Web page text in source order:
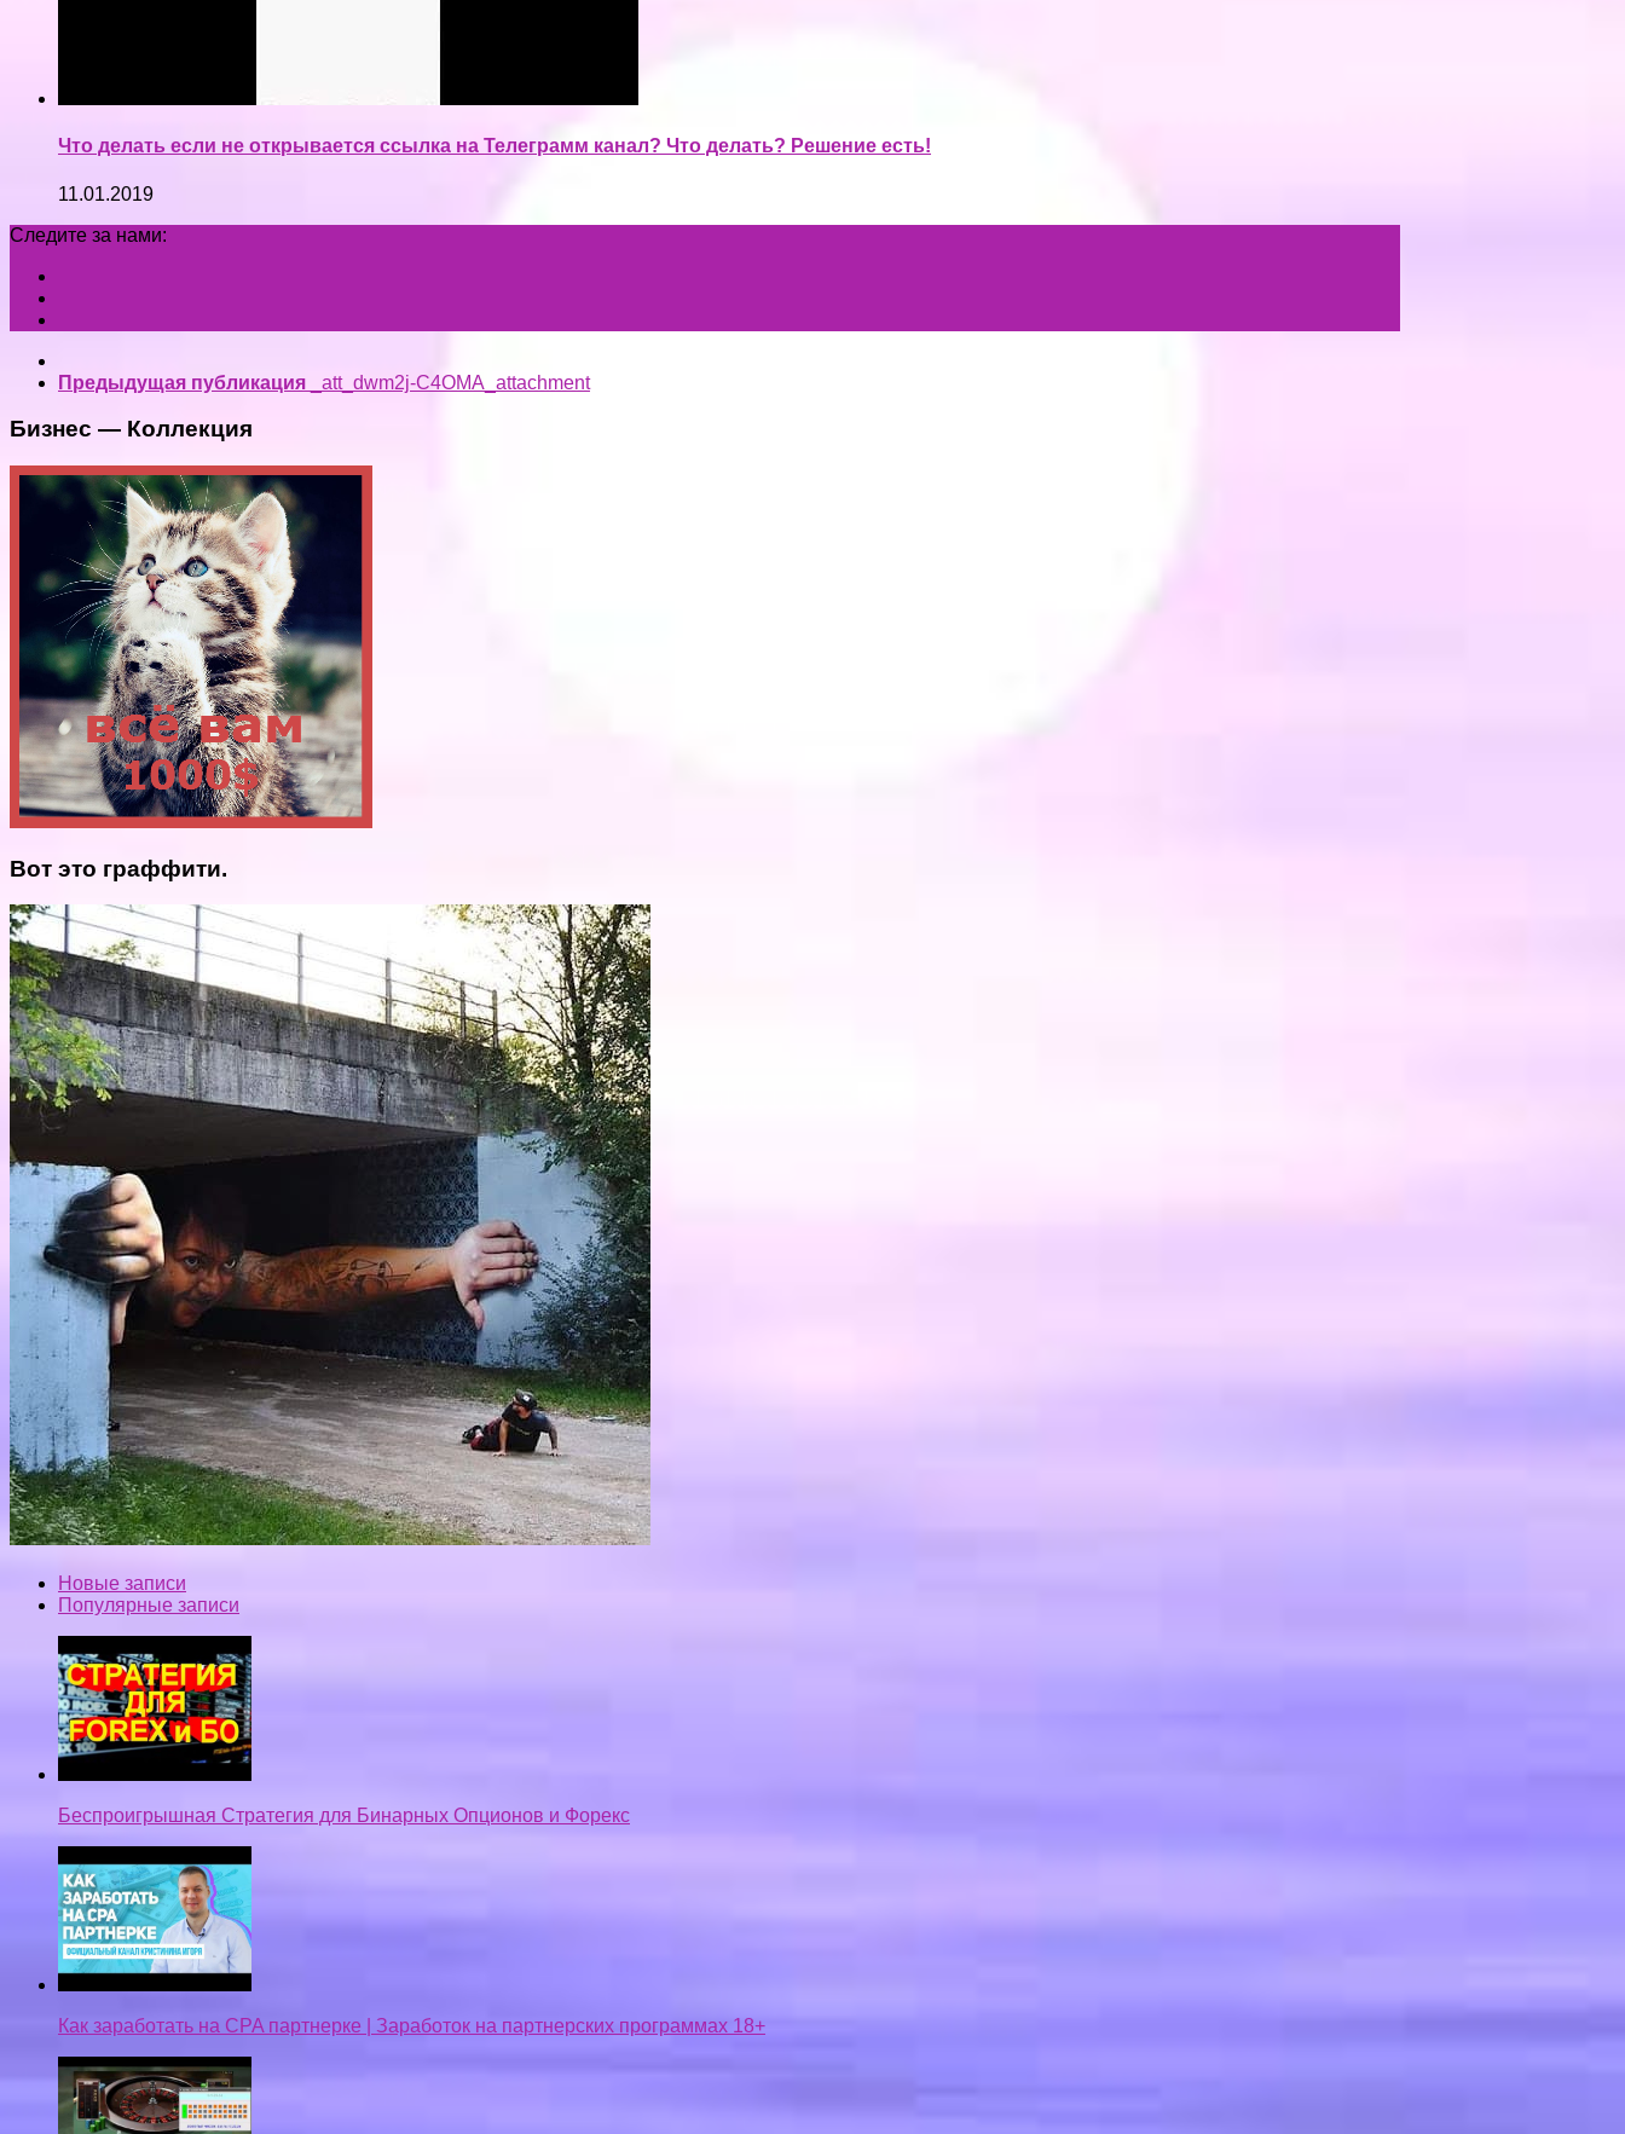
Что делать если не открывается ссылка на Телеграмм канал? Что делать? Решение есть!
11.01.2019
Следите за нами:
Предыдущая публикация _att_dwm2j-C4OMA_attachment
Бизнес — Коллекция
Вот это граффити.
Новые записи
Популярные записи
Беспроигрышная Стратегия для Бинарных Опционов и Форекс
Как заработать на CPA партнерке | Заработок на партнерских программах 18+